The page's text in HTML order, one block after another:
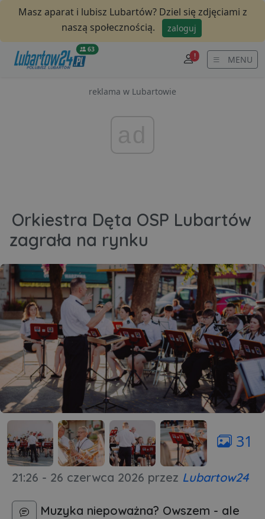
Masz aparat i lubisz Lubartów? Dziel się zdjęciami z
naszą społecznością.
zaloguj
63
! MENU
reklama w Lubartowie
Orkiestra Dęta OSP Lubartów
zagrała na rynku
31
21:26 - 26 czerwca 2026 przez Lubartow24
Muzyka niepoważna? Owszem - ale